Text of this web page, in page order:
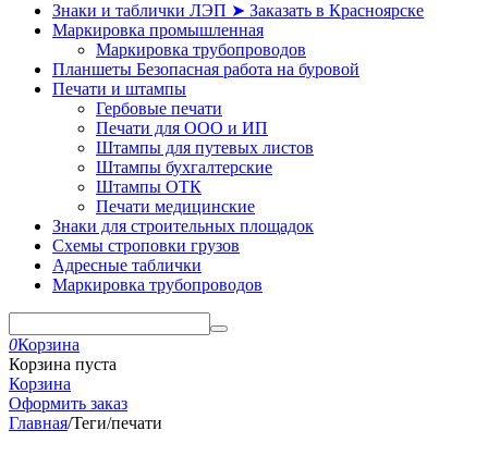
Знаки и таблички ЛЭП ➤ Заказать в Красноярске
Маркировка промышленная
Маркировка трубопроводов
Планшеты Безопасная работа на буровой
Печати и штампы
Гербовые печати
Печати для ООО и ИП
Штампы для путевых листов
Штампы бухгалтерские
Штампы ОТК
Печати медицинские
Знаки для строительных площадок
Схемы строповки грузов
Адресные таблички
Маркировка трубопроводов
0Корзина
Корзина пуста
Корзина
Оформить заказ
Главная/Теги/печати